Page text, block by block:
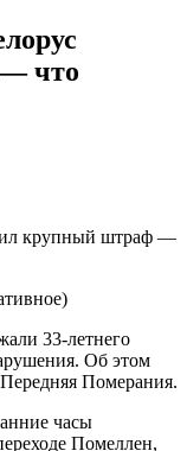
что
33-летнего
Об этом
Померания.
часы
Помеллен,